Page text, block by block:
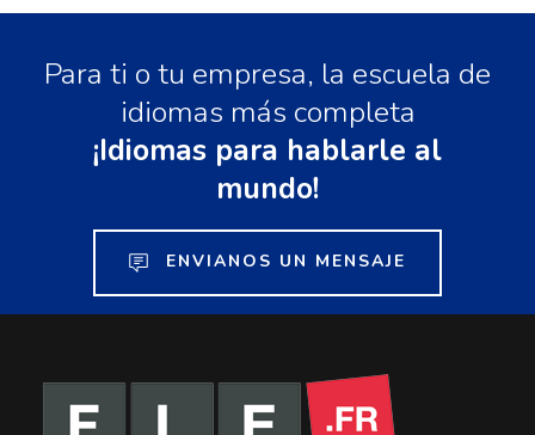
Para ti o tu empresa, la escuela de
idiomas más completa
¡Idiomas para hablarle al
mundo!
ENVIANOS UN MENSAJE